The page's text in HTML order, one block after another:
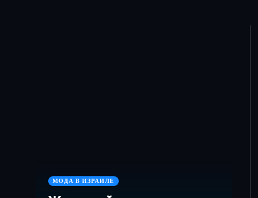
МОДА В ИЗРАИЛЕ